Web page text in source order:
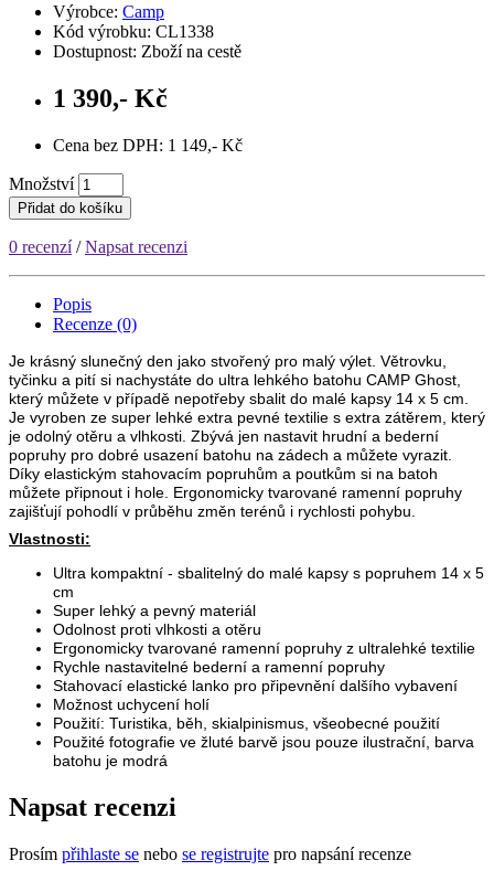
Výrobce: Camp
Kód výrobku: CL1338
Dostupnost: Zboží na cestě
1 390,- Kč
Cena bez DPH: 1 149,- Kč
Množství
Přidat do košíku
0 recenzí/Napsat recenzi
Popis
Recenze (0)
Je krásný slunečný den jako stvořený pro malý výlet. Větrovku,
tyčinku a pití si nachystáte do ultra lehkého batohu CAMP Ghost,
který můžete v případě nepotřeby sbalit do malé kapsy 14 x 5 cm.
Je vyroben ze super lehké extra pevné textilie s extra zátěrem, který
je odolný otěru a vlhkosti. Zbývá jen nastavit hrudní a bederní
popruhy pro dobré usazení batohu na zádech a můžete vyrazit.
Díky elastickým stahovacím popruhům a poutkům si na batoh
můžete připnout i hole. Ergonomicky tvarované ramenní popruhy
zajišťují pohodlí v průběhu změn terénů i rychlosti pohybu.
Vlastnosti:
Ultra kompaktní - sbalitelný do malé kapsy s popruhem 14 x 5
cm
Super lehký a pevný materiál
Odolnost proti vlhkosti a otěru
Ergonomicky tvarované ramenní popruhy z ultralehké textilie
Rychle nastavitelné bederní a ramenní popruhy
Stahovací elastické lanko pro připevnění dalšího vybavení
Možnost uchycení holí
Použití: Turistika, běh, skialpinismus, všeobecné použití
Použité fotografie ve žluté barvě jsou pouze ilustrační, barva
batohu je modrá
Napsat recenzi
Prosím přihlaste se nebo se registrujte pro napsání recenze